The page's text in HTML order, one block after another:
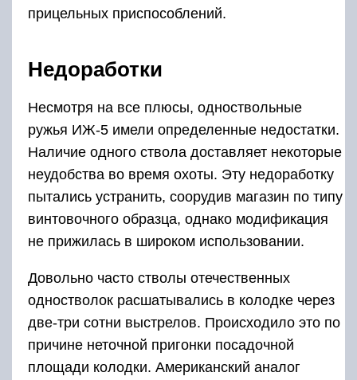
прицельных приспособлений.
Недоработки
Несмотря на все плюсы, одноствольные
ружья ИЖ-5 имели определенные недостатки.
Наличие одного ствола доставляет некоторые
неудобства во время охоты. Эту недоработку
пытались устранить, соорудив магазин по типу
винтовочного образца, однако модификация
не прижилась в широком использовании.
Довольно часто стволы отечественных
одностволок расшатывались в колодке через
две-три сотни выстрелов. Происходило это по
причине неточной пригонки посадочной
площади колодки. Американский аналог